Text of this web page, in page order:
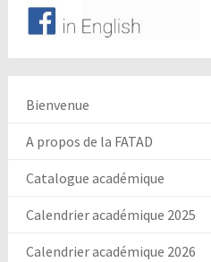
Bienvenue
A propos de la FATAD
Catalogue académique
Calendrier académique 2025
Calendrier académique 2026